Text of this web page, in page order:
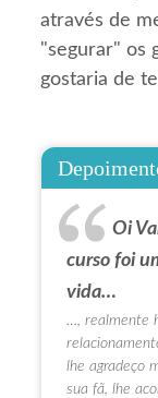
através de
"segurar" os
gostaria de
Oi
curso foi
vida…
…, realmente
lhe agradeço
sua fã, lhe